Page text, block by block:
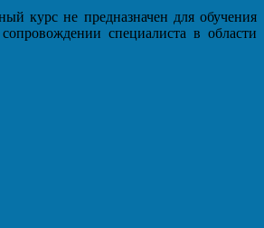
курс не предназначен для обучения
специалиста в области